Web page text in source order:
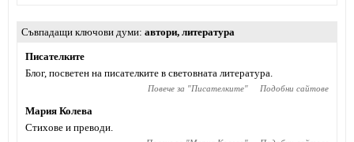
Съвпадащи ключови думи автори, литература
Писателките
Блог, посветен на писателките в световната литература.
Повече за "Писателките" Подобни сайтове
Мария Колева
Стихове и преводи.